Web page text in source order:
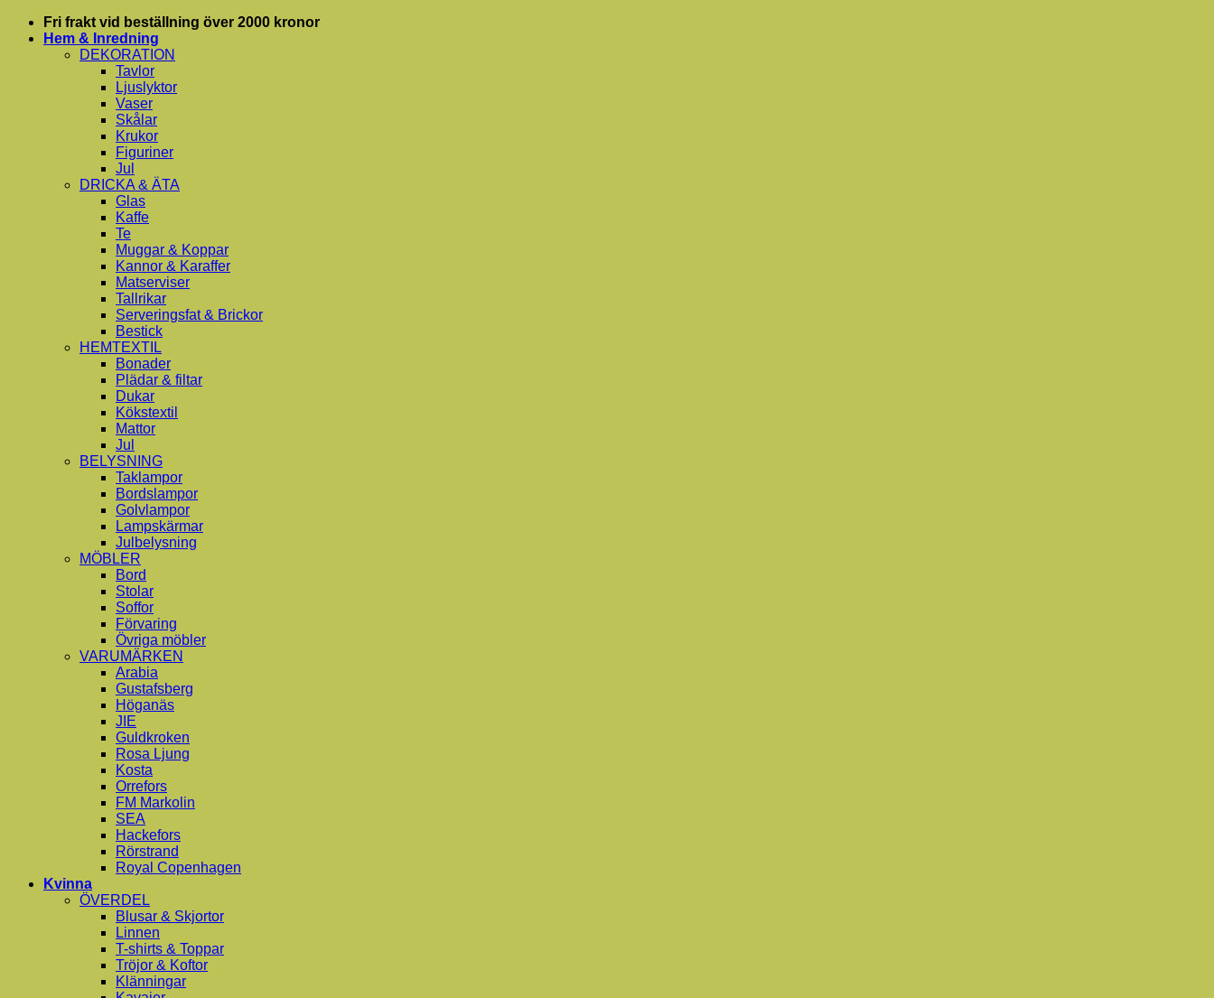
Skip
Fri frakt vid beställning över 2000 kronor
Hem & Inredning
DEKORATION
Tavlor
Ljuslyktor
Vaser
Skålar
Krukor
Figuriner
Jul
DRICKA & ÄTA
Glas
Kaffe
Te
Muggar & Koppar
Kannor & Karaffer
Matserviser
Tallrikar
Serveringsfat & Brickor
Bestick
HEMTEXTIL
Bonader
Plädar & filtar
Dukar
Kökstextil
Mattor
Jul
BELYSNING
Taklampor
Bordslampor
Golvlampor
Lampskärmar
Julbelysning
MÖBLER
Bord
Stolar
Soffor
Förvaring
Övriga möbler
VARUMÄRKEN
Arabia
Gustafsberg
Höganäs
JIE
Guldkroken
Rosa Ljung
Kosta
Orrefors
FM Markolin
SEA
Hackefors
Rörstrand
Royal Copenhagen
Kvinna
ÖVERDEL
Blusar & Skjortor
Linnen
T-shirts & Toppar
Tröjor & Koftor
Klänningar